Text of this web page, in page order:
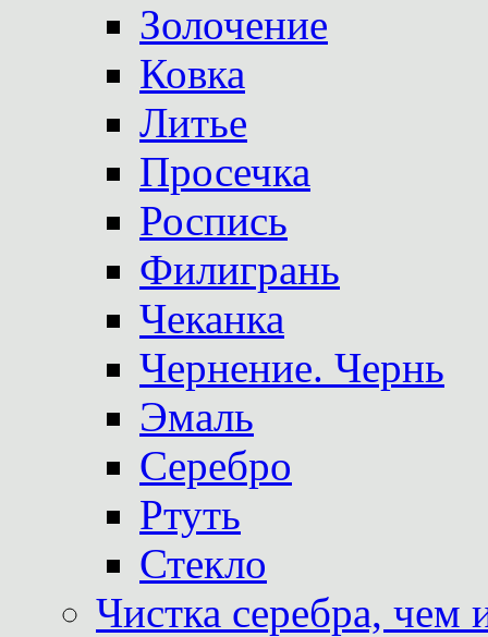
Золочение
Ковка
Литье
Просечка
Роспись
Филигрань
Чеканка
Чернение. Чернь
Эмаль
Серебро
Ртуть
Стекло
Чистка серебра, чем